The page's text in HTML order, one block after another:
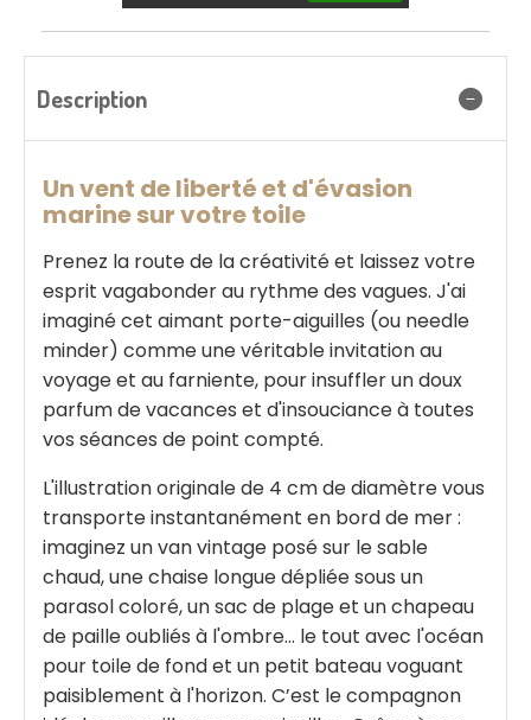
Description
Un vent de liberté et d'évasion
marine sur votre toile
Prenez la route de la créativité et laissez votre
esprit vagabonder au rythme des vagues. J'ai
imaginé cet aimant porte-aiguilles (ou needle
minder) comme une véritable invitation au
voyage et au farniente, pour insuffler un doux
parfum de vacances et d'insouciance à toutes
vos séances de point compté.
L'illustration originale de 4 cm de diamètre vous
transporte instantanément en bord de mer :
imaginez un van vintage posé sur le sable
chaud, une chaise longue dépliée sous un
parasol coloré, un sac de plage et un chapeau
de paille oubliés à l'ombre... le tout avec l'océan
pour toile de fond et un petit bateau voguant
paisiblement à l'horizon. C’est le compagnon